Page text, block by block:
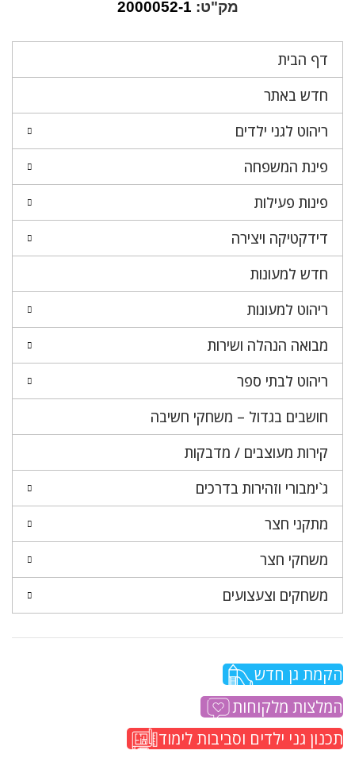
דף הבית
חדש באתר
ריהוט לגני ילדים
פינת המשפחה
פינות פעילות
דידקטיקה ויצירה
חדש למעונות
ריהוט למעונות
מבואה הנהלה ושירות
ריהוט לבתי ספר
חושבים בגדול – משחקי חשיבה
קירות מעוצבים / מדבקות
ג`ימבורי וזהירות בדרכים
מתקני חצר
משחקי חצר
משחקים וצעצועים
הקמת גן חדש
המלצות מלקוחות
תכנון גני ילדים וסביבות לימוד
מק"ט: 2000052-1